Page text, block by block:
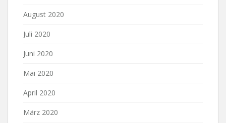
August 2020
Juli 2020
Juni 2020
Mai 2020
April 2020
März 2020